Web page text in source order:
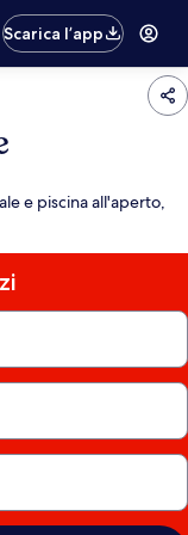
Scarica l’app
e piscina all'aperto,